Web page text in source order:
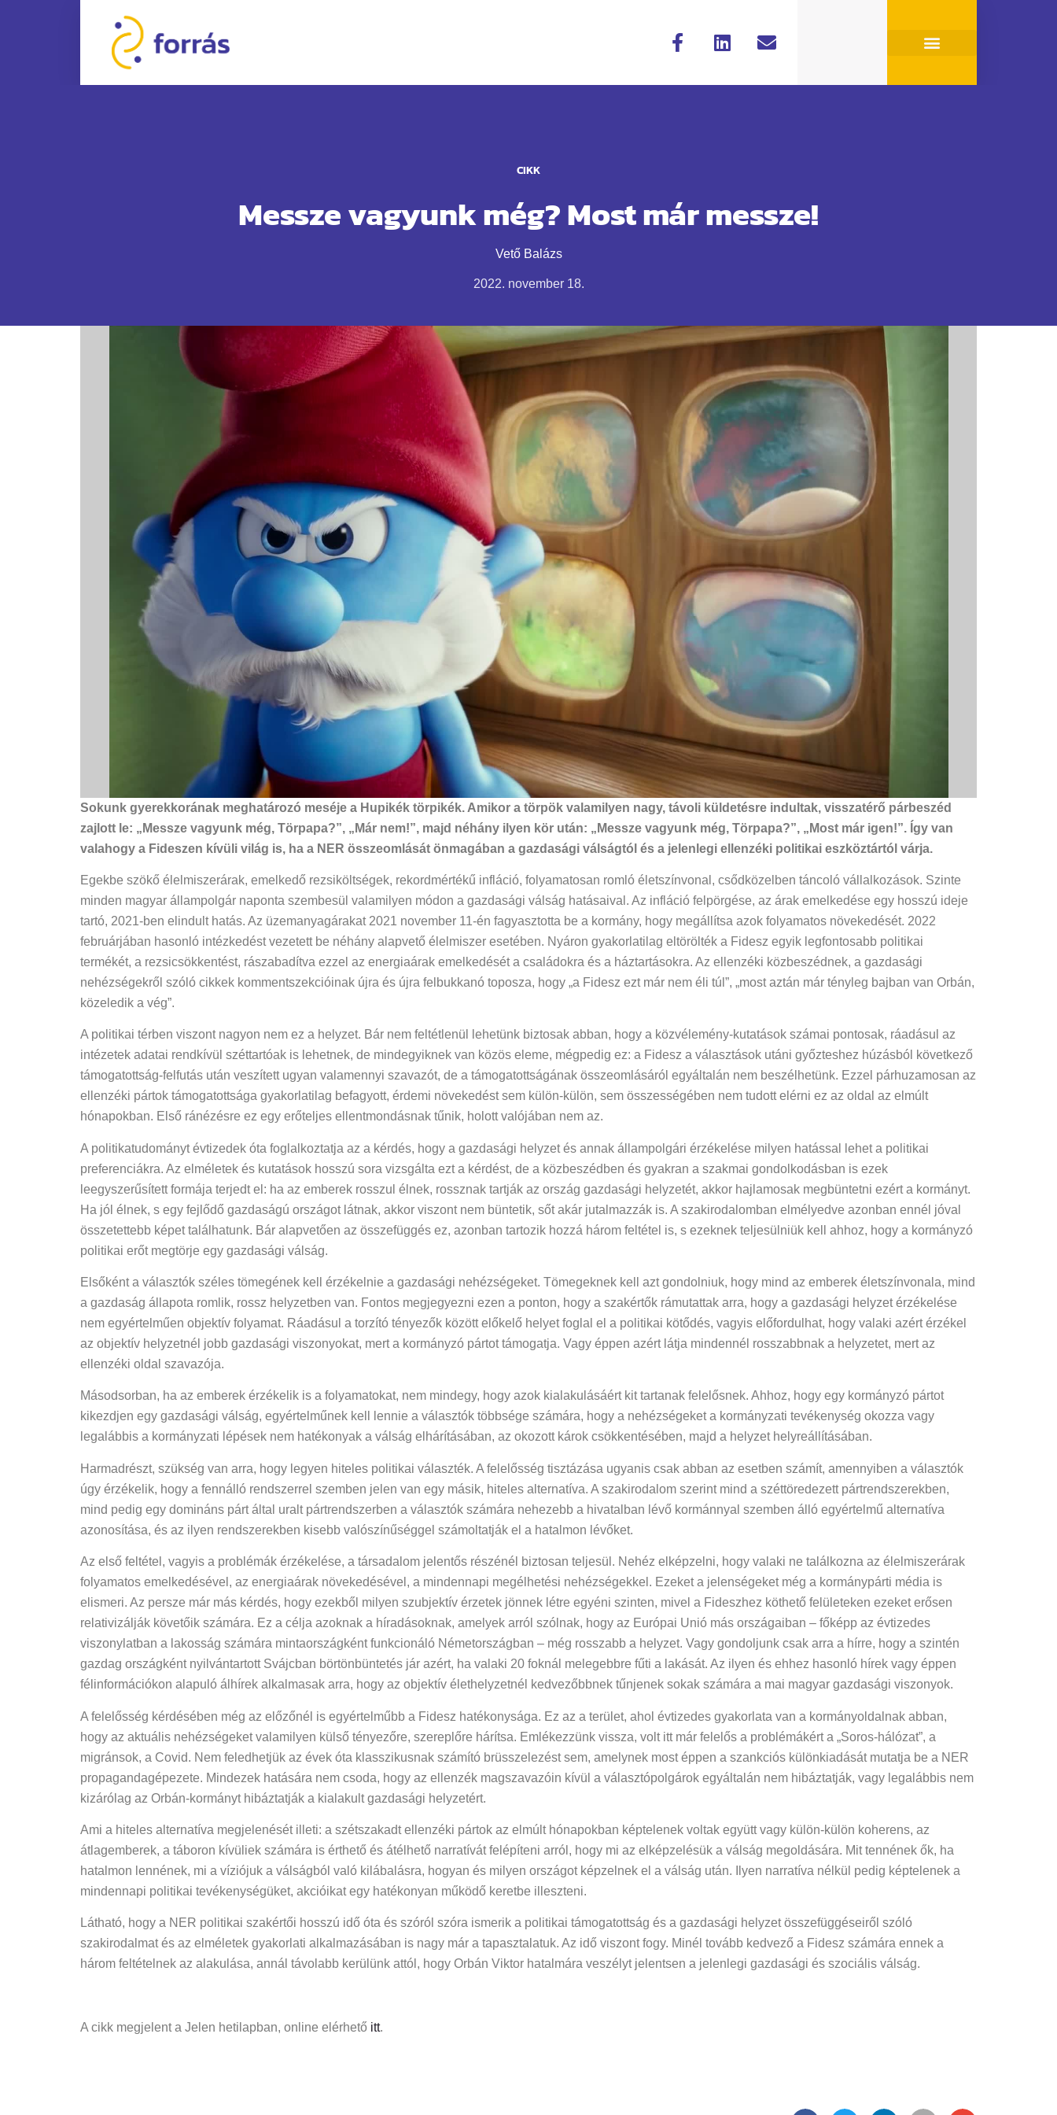
CIKK
Messze vagyunk még? Most már messze!
Vető Balázs
2022. november 18.
Sokunk gyerekkorának meghatározó meséje a Hupikék törpikék. Amikor a törpök valamilyen nagy, távoli küldetésre indultak, visszatérő párbeszéd
zajlott le: „Messze vagyunk még, Törpapa?”, „Már nem!”, majd néhány ilyen kör után: „Messze vagyunk még, Törpapa?”, „Most már igen!”. Így van
valahogy a Fideszen kívüli világ is, ha a NER összeomlását önmagában a gazdasági válságtól és a jelenlegi ellenzéki politikai eszköztártól várja.
Egekbe szökő élelmiszerárak, emelkedő rezsiköltségek, rekordmértékű infláció, folyamatosan romló életszínvonal, csődközelben táncoló vállalkozások. Szinte
minden magyar állampolgár naponta szembesül valamilyen módon a gazdasági válság hatásaival. Az infláció felpörgése, az árak emelkedése egy hosszú ideje
tartó, 2021-ben elindult hatás. Az üzemanyagárakat 2021 november 11-én fagyasztotta be a kormány, hogy megállítsa azok folyamatos növekedését. 2022
februárjában hasonló intézkedést vezetett be néhány alapvető élelmiszer esetében. Nyáron gyakorlatilag eltörölték a Fidesz egyik legfontosabb politikai
termékét, a rezsicsökkentést, rászabadítva ezzel az energiaárak emelkedését a családokra és a háztartásokra. Az ellenzéki közbeszédnek, a gazdasági
nehézségekről szóló cikkek kommentszekcióinak újra és újra felbukkanó toposza, hogy „a Fidesz ezt már nem éli túl”, „most aztán már tényleg bajban van Orbán,
közeledik a vég”.
A politikai térben viszont nagyon nem ez a helyzet. Bár nem feltétlenül lehetünk biztosak abban, hogy a közvélemény-kutatások számai pontosak, ráadásul az
intézetek adatai rendkívül széttartóak is lehetnek, de mindegyiknek van közös eleme, mégpedig ez: a Fidesz a választások utáni győzteshez húzásból következő
támogatottság-felfutás után veszített ugyan valamennyi szavazót, de a támogatottságának összeomlásáról egyáltalán nem beszélhetünk. Ezzel párhuzamosan az
ellenzéki pártok támogatottsága gyakorlatilag befagyott, érdemi növekedést sem külön-külön, sem összességében nem tudott elérni ez az oldal az elmúlt
hónapokban. Első ránézésre ez egy erőteljes ellentmondásnak tűnik, holott valójában nem az.
A politikatudományt évtizedek óta foglalkoztatja az a kérdés, hogy a gazdasági helyzet és annak állampolgári érzékelése milyen hatással lehet a politikai
preferenciákra. Az elméletek és kutatások hosszú sora vizsgálta ezt a kérdést, de a közbeszédben és gyakran a szakmai gondolkodásban is ezek
leegyszerűsített formája terjedt el: ha az emberek rosszul élnek, rossznak tartják az ország gazdasági helyzetét, akkor hajlamosak megbüntetni ezért a kormányt.
Ha jól élnek, s egy fejlődő gazdaságú országot látnak, akkor viszont nem büntetik, sőt akár jutalmazzák is. A szakirodalomban elmélyedve azonban ennél jóval
összetettebb képet találhatunk. Bár alapvetően az összefüggés ez, azonban tartozik hozzá három feltétel is, s ezeknek teljesülniük kell ahhoz, hogy a kormányzó
politikai erőt megtörje egy gazdasági válság.
Elsőként a választók széles tömegének kell érzékelnie a gazdasági nehézségeket. Tömegeknek kell azt gondolniuk, hogy mind az emberek életszínvonala, mind
a gazdaság állapota romlik, rossz helyzetben van. Fontos megjegyezni ezen a ponton, hogy a szakértők rámutattak arra, hogy a gazdasági helyzet érzékelése
nem egyértelműen objektív folyamat. Ráadásul a torzító tényezők között előkelő helyet foglal el a politikai kötődés, vagyis előfordulhat, hogy valaki azért érzékel
az objektív helyzetnél jobb gazdasági viszonyokat, mert a kormányzó pártot támogatja. Vagy éppen azért látja mindennél rosszabbnak a helyzetet, mert az
ellenzéki oldal szavazója.
Másodsorban, ha az emberek érzékelik is a folyamatokat, nem mindegy, hogy azok kialakulásáért kit tartanak felelősnek. Ahhoz, hogy egy kormányzó pártot
kikezdjen egy gazdasági válság, egyértelműnek kell lennie a választók többsége számára, hogy a nehézségeket a kormányzati tevékenység okozza vagy
legalábbis a kormányzati lépések nem hatékonyak a válság elhárításában, az okozott károk csökkentésében, majd a helyzet helyreállításában.
Harmadrészt, szükség van arra, hogy legyen hiteles politikai választék. A felelősség tisztázása ugyanis csak abban az esetben számít, amennyiben a választók
úgy érzékelik, hogy a fennálló rendszerrel szemben jelen van egy másik, hiteles alternatíva. A szakirodalom szerint mind a széttöredezett pártrendszerekben,
mind pedig egy domináns párt által uralt pártrendszerben a választók számára nehezebb a hivatalban lévő kormánnyal szemben álló egyértelmű alternatíva
azonosítása, és az ilyen rendszerekben kisebb valószínűséggel számoltatják el a hatalmon lévőket.
Az első feltétel, vagyis a problémák érzékelése, a társadalom jelentős részénél biztosan teljesül. Nehéz elképzelni, hogy valaki ne találkozna az élelmiszerárak
folyamatos emelkedésével, az energiaárak növekedésével, a mindennapi megélhetési nehézségekkel. Ezeket a jelenségeket még a kormánypárti média is
elismeri. Az persze már más kérdés, hogy ezekből milyen szubjektív érzetek jönnek létre egyéni szinten, mivel a Fideszhez köthető felületeken ezeket erősen
relativizálják követőik számára. Ez a célja azoknak a híradásoknak, amelyek arról szólnak, hogy az Európai Unió más országaiban – főképp az évtizedes
viszonylatban a lakosság számára mintaországként funkcionáló Németországban – még rosszabb a helyzet. Vagy gondoljunk csak arra a hírre, hogy a szintén
gazdag országként nyilvántartott Svájcban börtönbüntetés jár azért, ha valaki 20 foknál melegebbre fűti a lakását. Az ilyen és ehhez hasonló hírek vagy éppen
félinformációkon alapuló álhírek alkalmasak arra, hogy az objektív élethelyzetnél kedvezőbbnek tűnjenek sokak számára a mai magyar gazdasági viszonyok.
A felelősség kérdésében még az előzőnél is egyértelműbb a Fidesz hatékonysága. Ez az a terület, ahol évtizedes gyakorlata van a kormányoldalnak abban,
hogy az aktuális nehézségeket valamilyen külső tényezőre, szereplőre hárítsa. Emlékezzünk vissza, volt itt már felelős a problémákért a „Soros-hálózat”, a
migránsok, a Covid. Nem feledhetjük az évek óta klasszikusnak számító brüsszelezést sem, amelynek most éppen a szankciós különkiadását mutatja be a NER
propagandagépezete. Mindezek hatására nem csoda, hogy az ellenzék magszavazóin kívül a választópolgárok egyáltalán nem hibáztatják, vagy legalábbis nem
kizárólag az Orbán-kormányt hibáztatják a kialakult gazdasági helyzetért.
Ami a hiteles alternatíva megjelenését illeti: a szétszakadt ellenzéki pártok az elmúlt hónapokban képtelenek voltak együtt vagy külön-külön koherens, az
átlagemberek, a táboron kívüliek számára is érthető és átélhető narratívát felépíteni arról, hogy mi az elképzelésük a válság megoldására. Mit tennének ők, ha
hatalmon lennének, mi a víziójuk a válságból való kilábalásra, hogyan és milyen országot képzelnek el a válság után. Ilyen narratíva nélkül pedig képtelenek a
mindennapi politikai tevékenységüket, akcióikat egy hatékonyan működő keretbe illeszteni.
Látható, hogy a NER politikai szakértői hosszú idő óta és szóról szóra ismerik a politikai támogatottság és a gazdasági helyzet összefüggéseiről szóló
szakirodalmat és az elméletek gyakorlati alkalmazásában is nagy már a tapasztalatuk. Az idő viszont fogy. Minél tovább kedvező a Fidesz számára ennek a
három feltételnek az alakulása, annál távolabb kerülünk attól, hogy Orbán Viktor hatalmára veszélyt jelentsen a jelenlegi gazdasági és szociális válság.
A cikk megjelent a Jelen hetilapban, online elérhető itt.